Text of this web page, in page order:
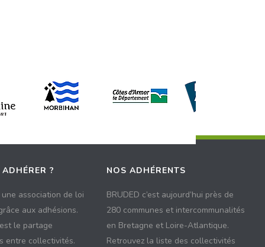
?
une association de loi
aux adhésions.
le partage
entre collectivités.
NOS ADHÉRENTS
BRUDED c’est aujourd’hui près de
280 communes et intercommunalités
en Bretagne et Loire-Atlantique.
Retrouvez la liste des collectivités